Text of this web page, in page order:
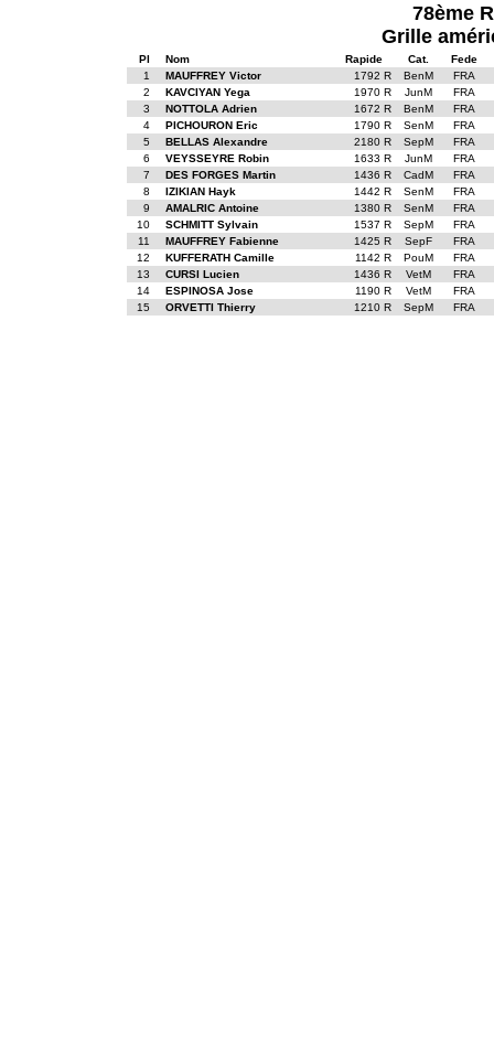
78ème
Grille
Pl Nom Rapide Cat.
Fede
1
MAUFFREY Victor 1792 R BenM
FRA
2
KAVCIYAN Yega 1970 R JunM
FRA
3
NOTTOLA Adrien 1672 R BenM
FRA
4
PICHOURON Eric 1790 R SenM
FRA
5
BELLAS Alexandre 2180 R SepM
FRA
6
VEYSSEYRE Robin 1633 R JunM
FRA
7
DES FORGES Martin 1436 R CadM
FRA
8
IZIKIAN Hayk 1442 R SenM
FRA
9
AMALRIC Antoine 1380 R SenM
FRA
10
SCHMITT Sylvain 1537 R SepM
FRA
11
MAUFFREY Fabienne 1425 R SepF
FRA
12
KUFFERATH Camille 1142 R PouM
FRA
13
CURSI Lucien 1436 R VetM
FRA
14
ESPINOSA Jose 1190 R VetM
FRA
15
ORVETTI Thierry 1210 R SepM FRA